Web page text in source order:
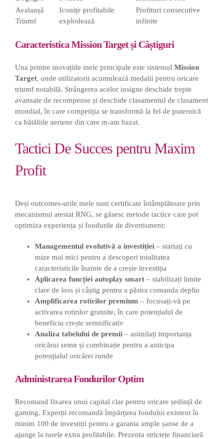
Avalanșă
Triumf
Iconițe profitabile
explodează
Profituri consecutive
infinite
Caracteristica Mission Target și Câștiguri
Una printre inovațiile mele principale este sistemul Mission
Target, unde utilizatorii acumulează medalii pentru oricare
triumf notabilă. Strângerea acelor insigne deschide trepte
avansate de recompense și deschide clasamentul de clasament
mondial, în care competiția se transformă la fel de puternică
ca bătăliile aeriene din care m-am bazat.
Tactici De Succes pentru Maxim
Profit
Deși outcomes-urile mele sunt certificate întâmplătoare prin
mecanismul atestat RNG, se găsesc metode tactice care pot
optimiza experiența și fondurile de divertisment:
Managementul evolutivă a investiției– startați cu
mize mai mici pentru a descoperi totalitatea
caracteristicile înainte de a crește investiția
Aplicarea funcției autoplay smart– stabilizați limite
clare de loss și câștig pentru a păstra comanda deplin
Amplificarea rotirilor premium – focusați-vă pe
activarea rotirilor gratuite, în care potențialul de
beneficiu crește semnificativ
Analiza tabelului de premii– asimilați importanța
oricărui semn și combinație pentru a anticipa
potențialul oricărei runde
Administrarea Fondurilor Optim
Recomand fixarea unui capital clar pentru oricare ședință de
gaming. Experții recomandă împărțirea fondului existent în
minim 100 de investiții pentru a garanta ample șanse de a
ajunge la turele extra profitabile. Prezenta strictețe financiară